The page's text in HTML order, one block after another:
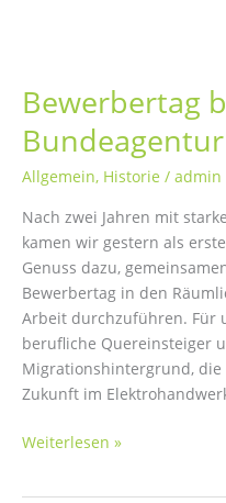
Bewerbertag
Allgemein, Historie / admin
Nach zwei Jahren mit
kamen wir gestern als
Genuss dazu,
Bewerbertag in den
Arbeit durchzuführen. Für
berufliche Quereinsteiger
Migrationshintergrund,
Zukunft im
Bewerbertag
der
Weiterlesen »